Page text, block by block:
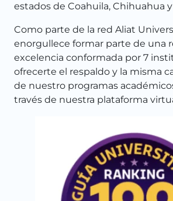
estados de Coahuila, Chihuahua
Como parte de la red Aliat
enorgullece formar parte de una
excelencia conformada por 7
ofrecerte el respaldo y la misma
de nuestro programas
través de nuestra plataforma